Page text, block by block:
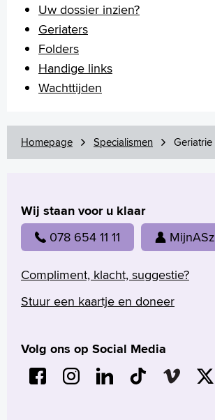
Uw dossier inzien?
Geriaters
Folders
Handige links
Wachttijden
Homepage Specialismen Geriatrie
Wij staan voor u klaar
078 654 11 11 MijnASz
Compliment, klacht, suggestie?
Stuur een kaartje en doneer
Volg ons op Social Media